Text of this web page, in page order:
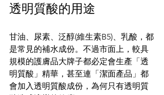
透明質酸的用途
甘油、尿素、泛醇(維生素B5)、乳酸，都
是常見的補水成份。不過市面上，較具
規模的護膚品大牌子都必定會生產「透
明質酸」精華，甚至連「潔面產品」都
會加入透明質酸成份，為何只有透明質